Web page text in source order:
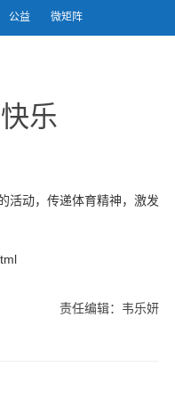
公益 微矩阵
乐
活动，传递体育精神，激发
责任编辑：韦乐妍